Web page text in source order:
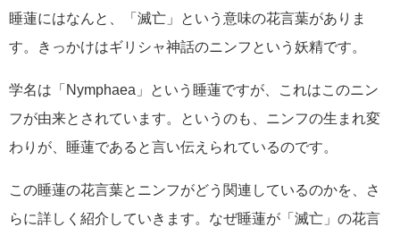
睡蓮にはなんと、「滅亡」という意味の花言葉がありま
す。きっかけはギリシャ神話のニンフという妖精です。
学名は「Nymphaea」という睡蓮ですが、これはこのニン
フが由来とされています。というのも、ニンフの生まれ変
わりが、睡蓮であると言い伝えられているのです。
この睡蓮の花言葉とニンフがどう関連しているのかを、さ
らに詳しく紹介していきます。なぜ睡蓮が「滅亡」の花言